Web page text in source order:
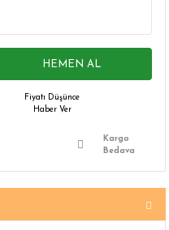
Mikrodalga FırınHEMEN AL
Fiyatı Düşünce
Haber Ver
Kargo
Bedava